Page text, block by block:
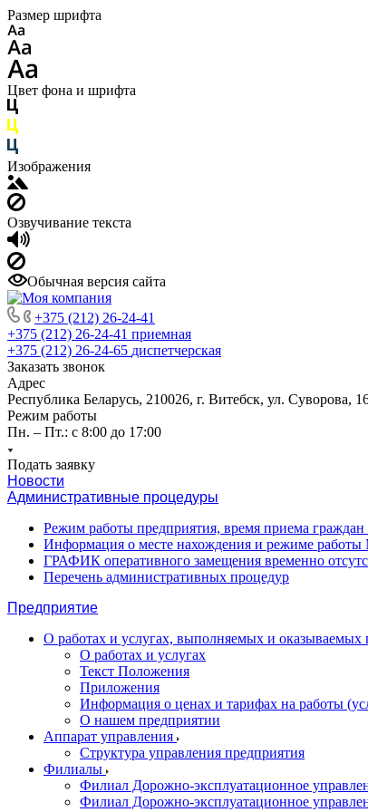
Размер шрифта
Цвет фона и шрифта
Изображения
Озвучивание текста
Обычная версия сайта
+375 (212) 26-24-41
+375 (212) 26-24-41 приемная
+375 (212) 26-24-65 диспетчерская
Заказать звонок
Адрес
Республика Беларусь, 210026, г. Витебск, ул. Суворова,
Режим работы
Пн. – Пт.: с 8:00 до 17:00
Подать заявку
Новости
Административные процедуры
Режим работы предприятия, время приема
Информация о месте нахождения и режиме работы
ГРАФИК оперативного замещения временно
Перечень административных процедур
Предприятие
О работах и услугах, выполняемых и оказываемых
О работах и услугах
Текст Положения
Приложения
Информация о ценах и тарифах на работы
О нашем предприятии
Аппарат управления
Структура управления предприятия
Филиалы
Филиал Дорожно-эксплуатационное
Филиал Дорожно-эксплуатационное